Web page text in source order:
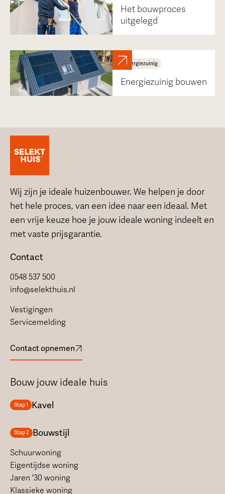
Het bouwproces
uitgelegd
Energiezuinig
Energiezuinig bouwen
Wij zijn je ideale huizenbouwer. We helpen je door
het hele proces, van een idee naar een ideaal. Met
een vrije keuze hoe je jouw ideale woning indeelt en
met vaste prijsgarantie.
Contact
0548 537 500
info@selekthuis.nl
Vestigingen
Servicemelding
Contact opnemen
Bouw jouw ideale huis
Stap 1 Kavel
Stap 2 Bouwstijl
Schuurwoning
Eigentijdse woning
Jaren '30 woning
Klassieke woning